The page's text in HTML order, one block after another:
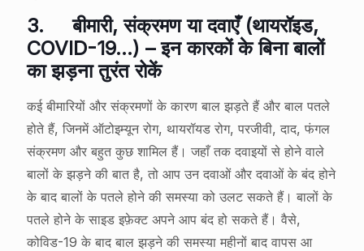
3.बीमारी, संक्रमण या दवाएँ (थायरॉइड,
COVID-19…) – इन कारकों के बिना बालों
का झड़ना तुरंत रोकें
कई बीमारियों और संक्रमणों के कारण बाल झड़ते हैं और बाल पतले
होते हैं, जिनमें ऑटोइम्यून रोग, थायरॉयड रोग, परजीवी, दाद, फंगल
संक्रमण और बहुत कुछ शामिल हैं। जहाँ तक दवाइयों से होने वाले
बालों के झड़ने की बात है, तो आप उन दवाओं और दवाओं के बंद होने
के बाद बालों के पतले होने की समस्या को उलट सकते हैं। बालों के
पतले होने के साइड इफ़ेक्ट अपने आप बंद हो सकते हैं। वैसे,
कोविड-19 के बाद बाल झड़ने की समस्या महीनों बाद वापस आ